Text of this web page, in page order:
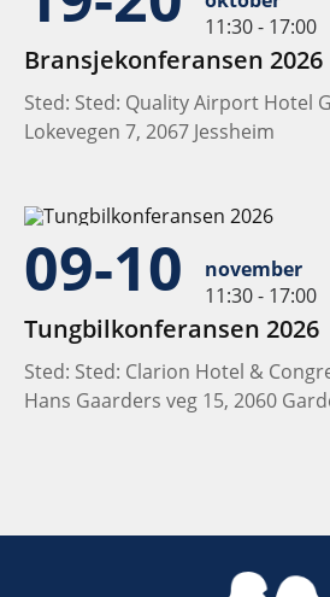
11:30 - 17:00
Bransjekonferansen 2026
Sted: Sted: Quality Airport Hotel
Lokevegen 7, 2067 Jessheim
09-10
november
11:30 - 17:00
Tungbilkonferansen 2026
Sted: Sted: Clarion Hotel &
Hans Gaarders veg 15, 2060